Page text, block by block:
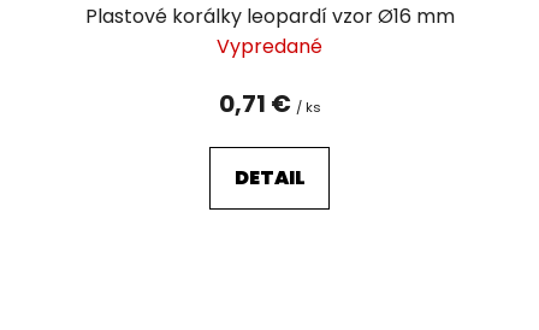
Plastové korálky leopardí vzor Ø16 mm
Vypredané
0,71 € / ks
DETAIL